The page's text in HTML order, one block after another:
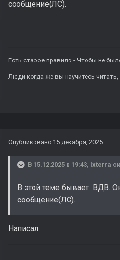
сообщение(ЛС).
Есть старое правило - Чтобы не
Люди когда же вы научитесь читать,
Опубликовано 15 декабря, 2025
В 15.12.2025 в 19:43, Ixterra
В этой теме бывает ВДВ.
сообщение(ЛС).
Написал.